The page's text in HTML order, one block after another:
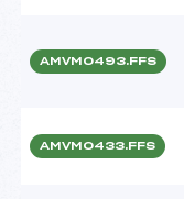
AMVM0493.FFS
AMVM0433.FFS